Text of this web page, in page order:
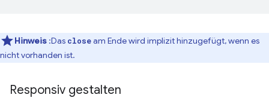
Hinweis :Das closeam Ende wird implizit hinzugefügt, wenn es
nicht vorhanden ist.
Responsiv gestalten